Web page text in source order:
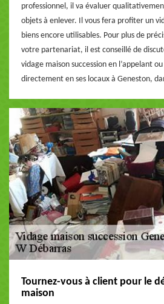
professionnel, il va évaluer
objets à enlever. Il vous fera profiter un
biens encore utilisables. Pour plus de
votre partenariat, il est conseillé de
vidage maison succession en l’appelant
directement en ses locaux à Geneston,
Tournez-vous à client pour le
maison